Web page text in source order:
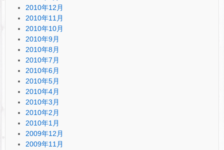
2010年12月
2010年11月
2010年10月
2010年9月
2010年8月
2010年7月
2010年6月
2010年5月
2010年4月
2010年3月
2010年2月
2010年1月
2009年12月
2009年11月